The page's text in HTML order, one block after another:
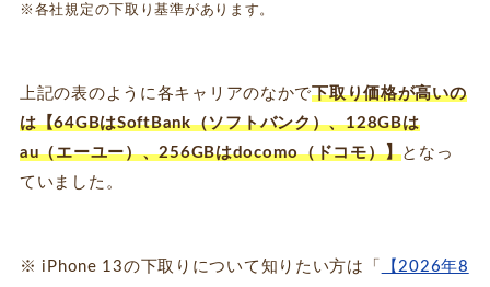
※各社規定の下取り基準があります。
上記の表のように各キャリアのなかで下取り価格が高いの
は【64GBはSoftBank（ソフトバンク）、128GBは
au（エーユー）、256GBはdocomo（ドコモ）】となっ
ていました。
※ iPhone 13の下取りについて知りたい方は「
【2026年8